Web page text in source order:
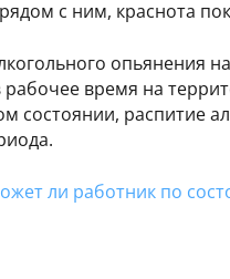
с ним, краснота
опьянения
время на
состоянии, распитие
ли работник по